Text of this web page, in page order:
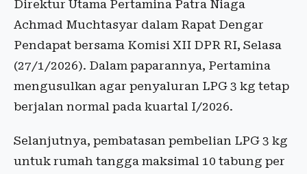
Direktur Utama Pertamina Patra Niaga
Achmad Muchtasyar dalam Rapat Dengar
Pendapat bersama Komisi XII DPR RI, Selasa
(27/1/2026). Dalam paparannya, Pertamina
mengusulkan agar penyaluran LPG 3 kg tetap
berjalan normal pada kuartal I/2026.
Selanjutnya, pembatasan pembelian LPG 3 kg
untuk rumah tangga maksimal 10 tabung per